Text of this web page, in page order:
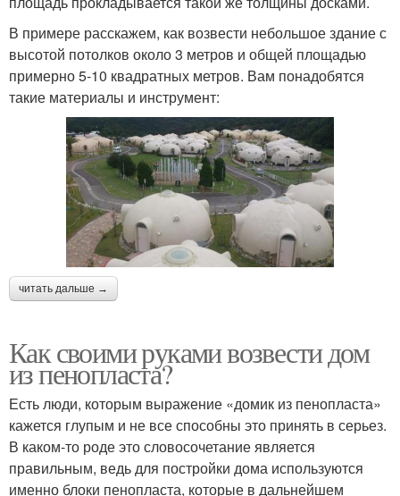
В примере расскажем, как возвести небольшое здание с
высотой потолков около 3 метров и общей площадью
примерно 5-10 квадратных метров. Вам понадобятся
такие материалы и инструмент:
читать дальше →
Как своими руками возвести дом
из пенопласта?
Есть люди, которым выражение «домик из пенопласта»
кажется глупым и не все способны это принять в серьез.
В каком-то роде это словосочетание является
правильным, ведь для постройки дома используются
именно блоки пенопласта, которые в дальнейшем